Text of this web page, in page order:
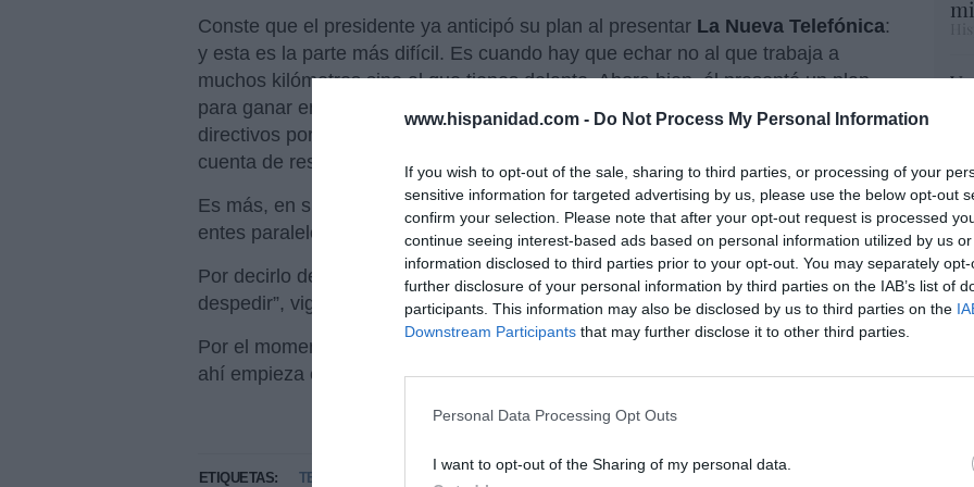
www.hispanidad.com - Do Not Process My Personal Information
If you wish to opt-out of the sale, sharing to third parties, or processing of your
sensitive information for targeted advertising by us, please use the below opt-out
confirm your selection. Please note that after your opt-out request is processed
continue seeing interest-based ads based on personal information utilized by us
information disclosed to third parties prior to your opt-out. You may separately
further disclosure of your personal information by third parties on the IAB’s list of
participants. This information may also be disclosed by us to third parties on the
Downstream Participants that may further disclose it to other third parties.
Personal Data Processing Opt Outs
I want to opt-out of the Sharing of my personal data.
Conste que el presidente ya anticipó su plan al presentar La Nueva Telefónica:
y esta es la parte más difícil. Es cuando hay que echar no al que trabaja a
muchos kilómetros sino al que tienes delante. Ahora bien, él presentó un plan
para ganar en eficiencia y no se gana en
eficiencia
pagando un salario a
directivos por merecer y/o manteniendo puestos y caros… e inútiles para la
cuenta de resultados.
Es más, en sucesivas etapas los recortes afectarán a todo el Grupo y a los
entes paralelos, como la
Fundación Telefónica
Por decirlo de otra manera: en la operadora se ha derogado el “prohibido
despedir”, vigente durante décadas.
Por el momento, el Comité de Dirección ya ha avisado a la lista de los 100. Por
ahí empieza el proceso.
ETIQUETAS: TELEFÓNICA MOVISTAR. NOTICIAS SOBRE TELEFÓNICA MOVISTAR